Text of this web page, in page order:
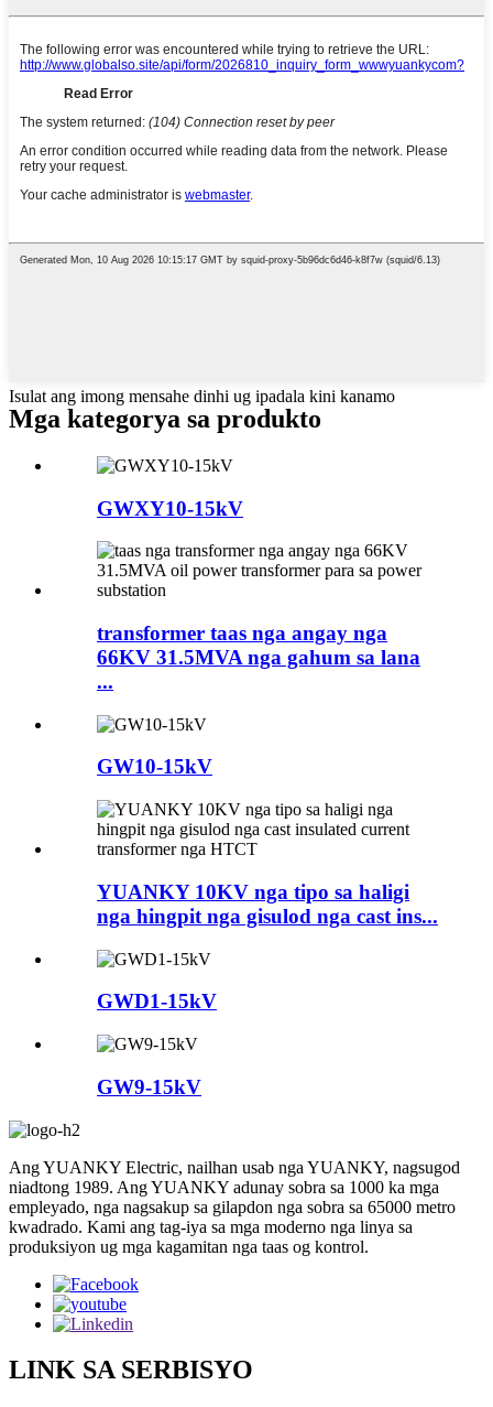
Isulat ang imong mensahe dinhi ug ipadala kini kanamo
Mga kategorya sa produkto
GWXY10-15kV
transformer taas nga angay nga
66KV 31.5MVA nga gahum sa lana
...
GW10-15kV
YUANKY 10KV nga tipo sa haligi
nga hingpit nga gisulod nga cast ins...
GWD1-15kV
GW9-15kV
Ang YUANKY Electric, nailhan usab nga YUANKY, nagsugod
niadtong 1989. Ang YUANKY adunay sobra sa 1000 ka mga
empleyado, nga nagsakup sa gilapdon nga sobra sa 65000 metro
kwadrado. Kami ang tag-iya sa mga moderno nga linya sa
produksiyon ug mga kagamitan nga taas og kontrol.
LINK SA SERBISYO